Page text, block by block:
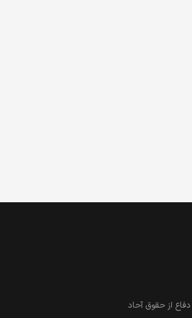
از حقوق آحاد